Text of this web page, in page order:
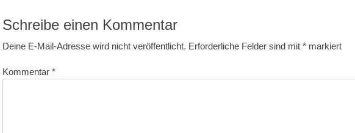
Schreibe einen Kommentar
Deine E-Mail-Adresse wird nicht veröffentlicht. Erforderliche Felder sind mit * markiert
Kommentar *